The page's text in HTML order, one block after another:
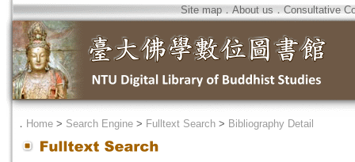
Site map．About us ． Consultative
． Home > Search Engine > Fulltext Search > Bibliography Detail